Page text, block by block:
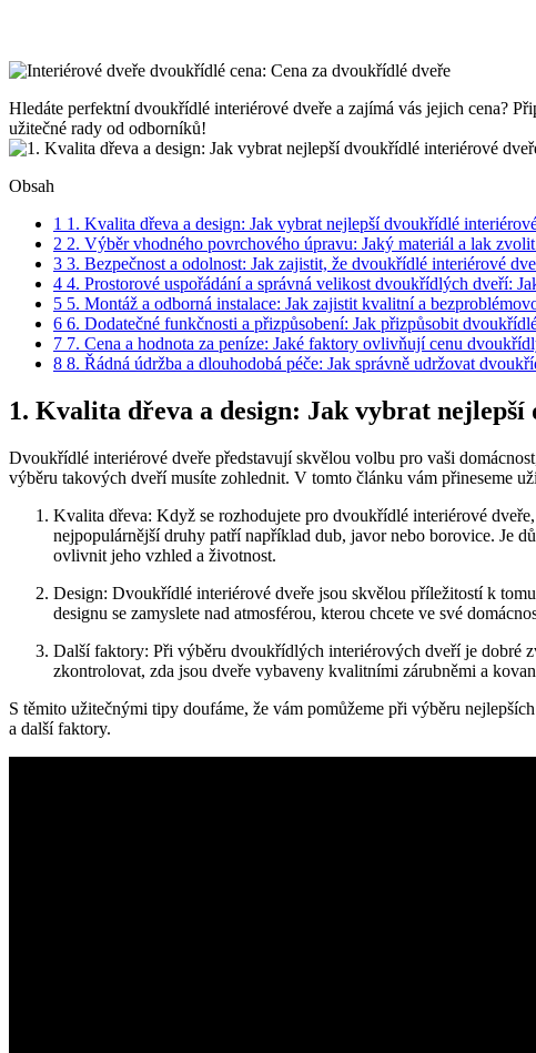
Hledáte perfektní dvoukřídlé interiérové dveře a zajímá vás jejich cena?
užitečné rady od odborníků!
Obsah
1 1. Kvalita dřeva a design: Jak vybrat nejlepší dvoukřídlé
2 2. Výběr vhodného povrchového úpravu: Jaký materiál a lak
3 3. Bezpečnost a odolnost: Jak zajistit, že dvoukřídlé interiérové
4 4. Prostorové uspořádání a správná velikost dvoukřídlých dveří:
5 5. Montáž a odborná instalace: Jak zajistit kvalitní a
6 6. Dodatečné funkčnosti a přizpůsobení: Jak přizpůsobit
7 7. Cena a hodnota za peníze: Jaké faktory ovlivňují cenu
8 8. Řádná údržba a dlouhodobá péče: Jak správně udržovat
1. Kvalita dřeva a design: Jak vybrat
Dvoukřídlé interiérové dveře představují skvělou volbu pro vaši
výběru takových dveří musíte zohlednit. V tomto článku vám přineseme
Kvalita dřeva: Když se rozhodujete pro dvoukřídlé interiérové
nejpopulárnější druhy patří například dub, javor nebo borovice. Je
ovlivnit jeho vzhled a životnost.
Design: Dvoukřídlé interiérové dveře jsou skvělou příležitostí k
designu se zamyslete nad atmosférou, kterou chcete ve své
Další faktory: Při výběru dvoukřídlých interiérových dveří je dobré
zkontrolovat, zda jsou dveře vybaveny kvalitními zárubněmi a
S těmito užitečnými tipy doufáme, že vám pomůžeme při výběru
a další faktory.